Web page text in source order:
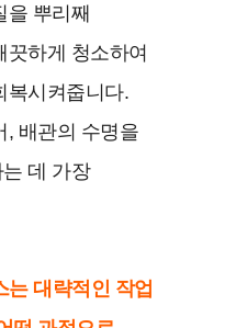
을 뿌리째
끗하게 청소하여
복시켜줍니다.
, 배관의 수명을
데 가장
는 대략적인 작업